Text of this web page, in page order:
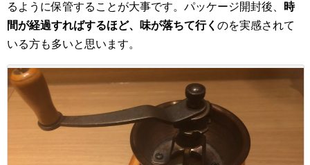
るように保管することが大事です。パッケージ開封後、
時
間が経過すればするほど、味が落ちて行く のを実感されて
いる方も多いと思います。